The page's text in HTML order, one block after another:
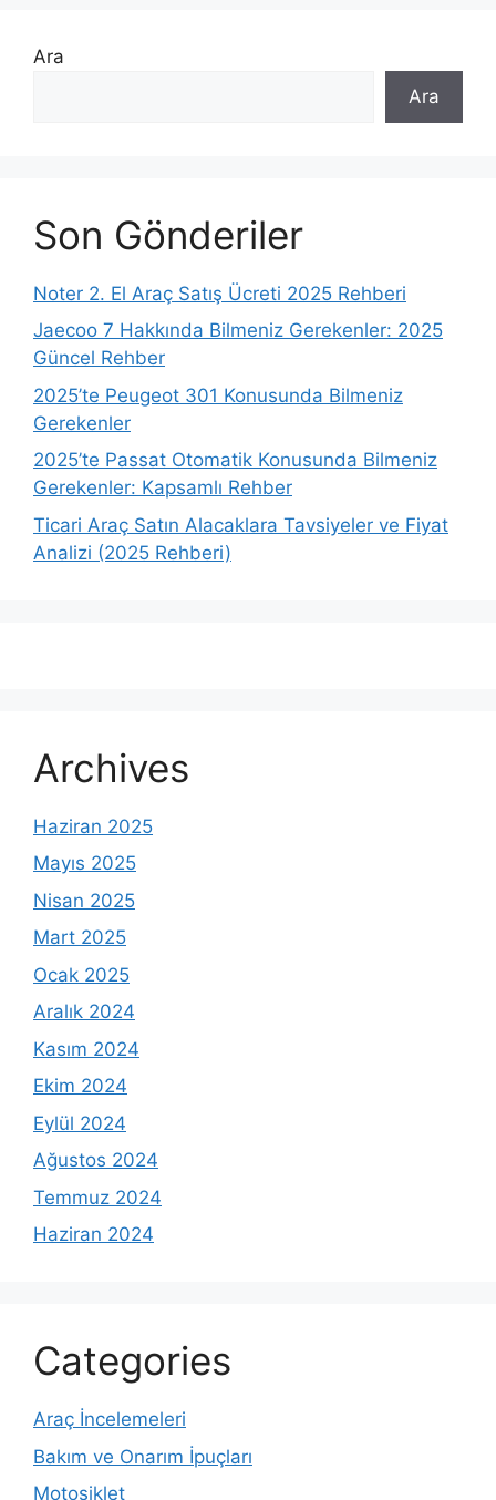
Ara
Ara
Son Gönderiler
Noter 2. El Araç Satış Ücreti 2025 Rehberi
Jaecoo 7 Hakkında Bilmeniz Gerekenler: 2025
Güncel Rehber
2025’te Peugeot 301 Konusunda Bilmeniz
Gerekenler
2025’te Passat Otomatik Konusunda Bilmeniz
Gerekenler: Kapsamlı Rehber
Ticari Araç Satın Alacaklara Tavsiyeler ve Fiyat
Analizi (2025 Rehberi)
Archives
Haziran 2025
Mayıs 2025
Nisan 2025
Mart 2025
Ocak 2025
Aralık 2024
Kasım 2024
Ekim 2024
Eylül 2024
Ağustos 2024
Temmuz 2024
Haziran 2024
Categories
Araç İncelemeleri
Bakım ve Onarım İpuçları
Motosiklet